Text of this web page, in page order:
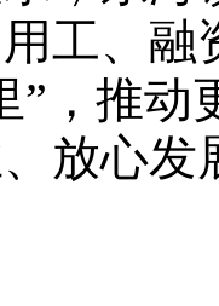
工、
”，推
放心发